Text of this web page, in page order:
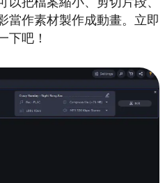
當作素材製作成動畫。立即
下吧！